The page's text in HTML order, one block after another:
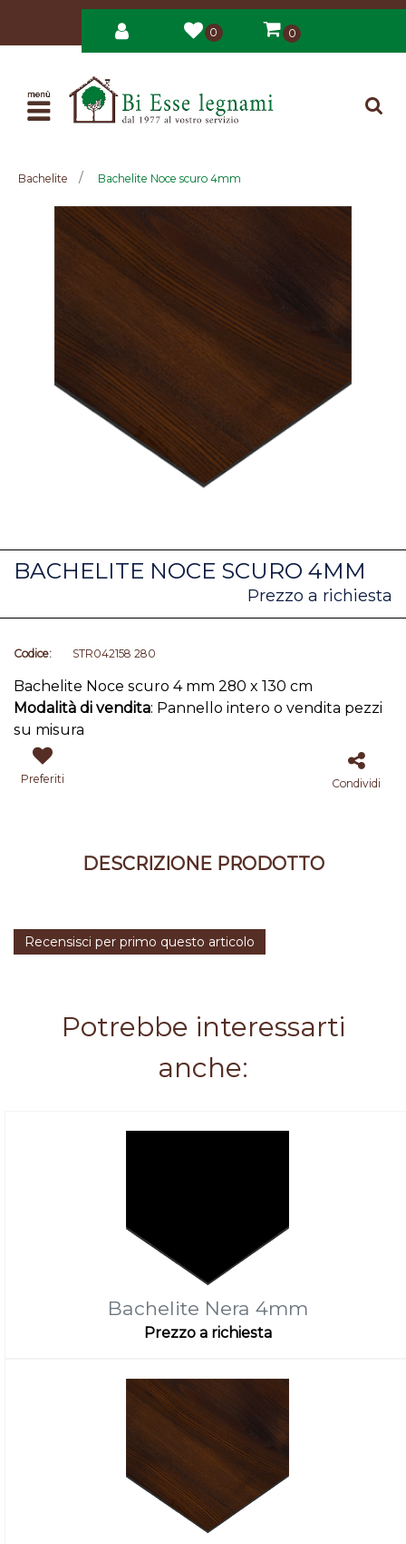
0 0
Open
Bachelite Bachelite Noce scuro 4mm
BACHELITE NOCE SCURO 4MM
Prezzo a richiesta
Codice: STR042158 280
Bachelite Noce scuro 4 mm 280 x 130 cm
Modalità di vendita: Pannello intero o vendita pezzi
su misura
Preferiti Condividi
DESCRIZIONE PRODOTTO
Recensisci per primo questo articolo
Potrebbe interessarti
anche:
Bachelite Nera 4mm
Prezzo a richiesta